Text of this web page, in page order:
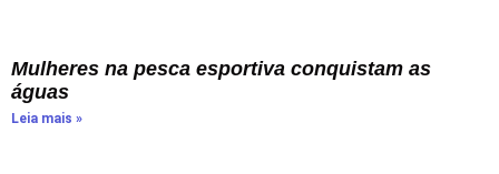
Mulheres na pesca esportiva conquistam as
águas
Leia mais »